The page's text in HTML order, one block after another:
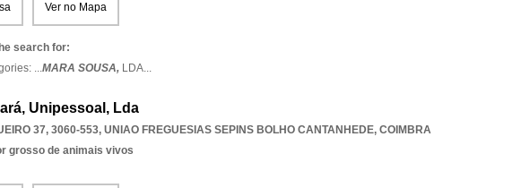
Ver no Mapa
search for:
...MARA SOUSA, LDA...
Unipessoal, Lda
37, 3060-553, UNIAO FREGUESIAS SEPINS BOLHO CANTANHEDE, COIMBRA
grosso de animais vivos